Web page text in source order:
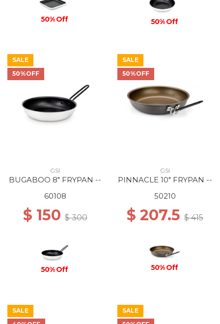
50% Off 50% Off
SALE
50%OFF
GSI
BUGABOO 8" FRYPAN --
60108
$ 150$ 300
50% Off
SALE
50%OFF
GSI
PINNACLE 10" FRYPAN --
50210
$ 207.5 $ 415
50% Off
SALE
SALE